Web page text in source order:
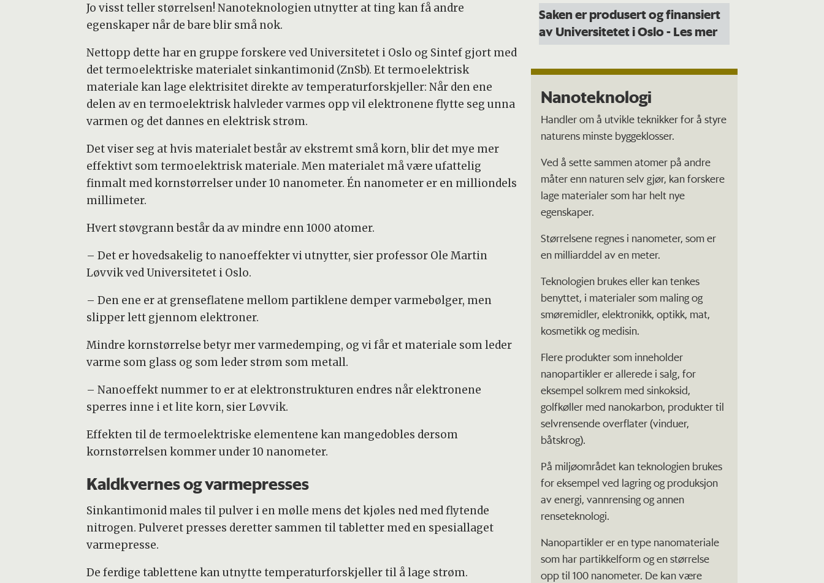
Saken er produsert og finansiert
av Universitetet i Oslo- Les mer
Nanoteknologi
Handler om å utvikle teknikker for å styre
naturens minste byggeklosser.
Ved å sette sammen atomer på andre
måter enn naturen selv gjør, kan forskere
lage materialer som har helt nye
egenskaper.
Størrelsene regnes i nanometer, som er
en milliarddel av en meter.
Teknologien brukes eller kan tenkes
benyttet, i materialer som maling og
smøremidler, elektronikk, optikk, mat,
kosmetikk og medisin.
Flere produkter som inneholder
nanopartikler er allerede i salg, for
eksempel solkrem med sinkoksid,
golfkøller med nanokarbon, produkter til
selvrensende overflater (vinduer,
båtskrog).
På miljøområdet kan teknologien brukes
for eksempel ved lagring og produksjon
av energi, vannrensing og annen
renseteknologi.
Nanopartikler er en type nanomateriale
som har partikkelform og en størrelse
opp til 100 nanometer. De kan være
Jo visst teller størrelsen! Nanoteknologien utnytter at ting kan få andre
egenskaper når de bare blir små nok.
Nettopp dette har en gruppe forskere ved Universitetet i Oslo og Sintef gjort med
det termoelektriske materialet sinkantimonid (ZnSb). Et termoelektrisk
materiale kan lage elektrisitet direkte av temperaturforskjeller: Når den ene
delen av en termoelektrisk halvleder varmes opp vil elektronene flytte seg unna
varmen og det dannes en elektrisk strøm.
Det viser seg at hvis materialet består av ekstremt små korn, blir det mye mer
effektivt som termoelektrisk materiale. Men materialet må være ufattelig
finmalt med kornstørrelser under 10 nanometer. Én nanometer er en milliondels
millimeter.
Hvert støvgrann består da av mindre enn 1000 atomer.
– Det er hovedsakelig to nanoeffekter vi utnytter, sier professor Ole Martin
Løvvik ved Universitetet i Oslo.
– Den ene er at grenseflatene mellom partiklene demper varmebølger, men
slipper lett gjennom elektroner.
Mindre kornstørrelse betyr mer varmedemping, og vi får et materiale som leder
varme som glass og som leder strøm som metall.
– Nanoeffekt nummer to er at elektronstrukturen endres når elektronene
sperres inne i et lite korn, sier Løvvik.
Effekten til de termoelektriske elementene kan mangedobles dersom
kornstørrelsen kommer under 10 nanometer.
Kaldkvernes og varmepresses
Sinkantimonid males til pulver i en mølle mens det kjøles ned med flytende
nitrogen. Pulveret presses deretter sammen til tabletter med en spesiallaget
varmepresse.
De ferdige tablettene kan utnytte temperaturforskjeller til å lage strøm.